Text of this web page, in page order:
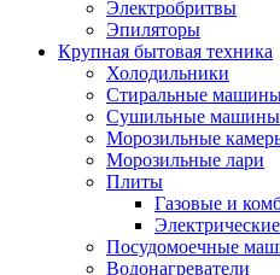
Тепловые
Медицинская
Электробритвы
Эпиляторы
Крупная бытовая техника
Холодильники
Стиральные
Сушильные машины
Морозильные
Морозильные лари
Плиты
Газовые и
Посудомоечные
Водонагреватели